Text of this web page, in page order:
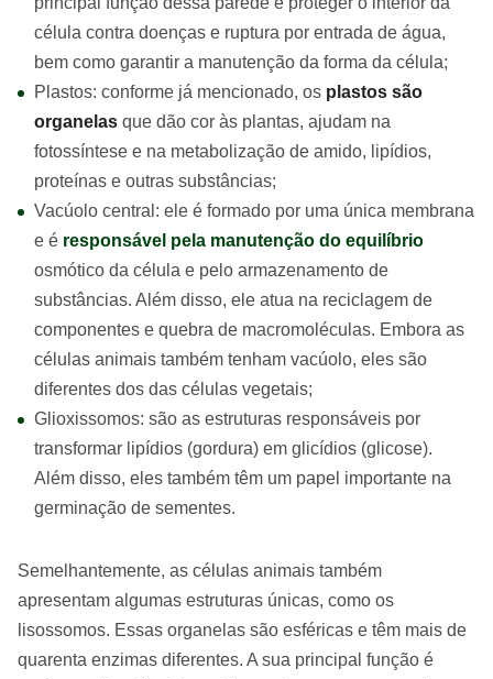
célula contra doenças e ruptura por entrada de água,
bem como garantir a manutenção da forma da célula;
Plastos: conforme já mencionado, os plastos são
organelas que dão cor às plantas, ajudam na
fotossíntese e na metabolização de amido, lipídios,
proteínas e outras substâncias;
Vacúolo central: ele é formado por uma única membrana
e é responsável pela manutenção do equilíbrio
osmótico da célula e pelo armazenamento de
substâncias. Além disso, ele atua na reciclagem de
componentes e quebra de macromoléculas. Embora as
células animais também tenham vacúolo, eles são
diferentes dos das células vegetais;
Glioxissomos: são as estruturas responsáveis por
transformar lipídios (gordura) em glicídios (glicose).
Além disso, eles também têm um papel importante na
germinação de sementes.
Semelhantemente, as células animais também
apresentam algumas estruturas únicas, como os
lisossomos. Essas organelas são esféricas e têm mais de
quarenta enzimas diferentes. A sua principal função é